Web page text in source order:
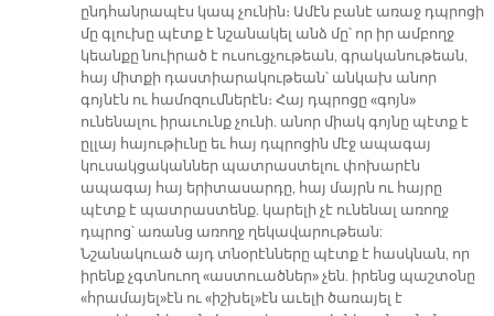
ընդհանրապէս կապ չունին։ Ամէն բանէ առաջ դպրոցի
մը գլուխը պէտք է նշանակել անձ մը՝ որ իր ամբողջ
կեանքը նուիրած է ուսուցչութեան, գրականութեան,
հայ միտքի դաստիարակութեան՝ անկախ անոր
գոյնէն ու համոզումներէն։ Հայ դպրոցը «գոյն»
ունենալու իրաւունք չունի. անոր միակ գոյնը պէտք է
ըլլայ հայութիւնը եւ հայ դպրոցին մէջ ապագայ
կուսակցականներ պատրաստելու փոխարէն
ապագայ հայ երիտասարդը, հայ մայրն ու հայրը
պէտք է պատրաստենք. կարելի չէ ունենալ առողջ
դպրոց՝ առանց առողջ ղեկավարութեան:
Նշանակուած այդ տնօրէնները պէտք է հասկնան, որ
իրենք չգտնուող «աստուածներ» չեն. իրենց պաշտօնը
«հրամայել»էն ու «իշխել»էն աւելի ծառայել է